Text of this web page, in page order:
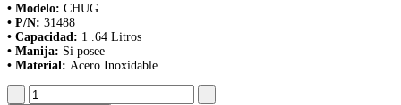
• Modelo: CHUG
• P/N: 31488
• Capacidad: 1 .64 Litros
• Manija: Si posee
• Material: Acero Inoxidable